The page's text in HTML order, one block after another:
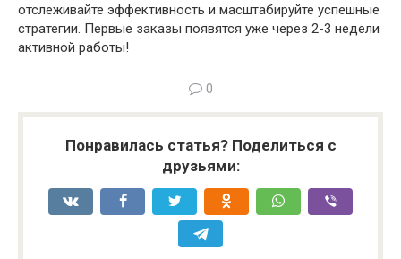
отслеживайте эффективность и масштабируйте успешные
стратегии. Первые заказы появятся уже через 2-3 недели
активной работы!
0
Понравилась статья? Поделиться с
друзьями: